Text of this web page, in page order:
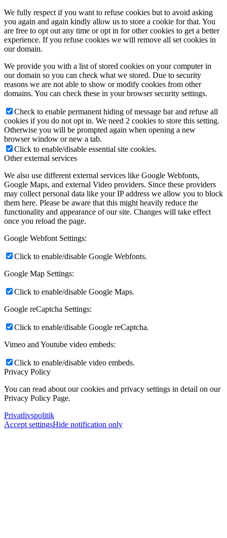
We fully respect if you want to refuse cookies but to avoid asking
you again and again kindly allow us to store a cookie for that. You
are free to opt out any time or opt in for other cookies to get a better
experience. If you refuse cookies we will remove all set cookies in
our domain.
We provide you with a list of stored cookies on your computer in
our domain so you can check what we stored. Due to security
reasons we are not able to show or modify cookies from other
domains. You can check these in your browser security settings.
Check to enable permanent hiding of message bar and refuse all
cookies if you do not opt in. We need 2 cookies to store this setting.
Otherwise you will be prompted again when opening a new
browser window or new a tab.
Click to enable/disable essential site cookies.
Other external services
We also use different external services like Google Webfonts,
Google Maps, and external Video providers. Since these providers
may collect personal data like your IP address we allow you to block
them here. Please be aware that this might heavily reduce the
functionality and appearance of our site. Changes will take effect
once you reload the page.
Google Webfont Settings:
Click to enable/disable Google Webfonts.
Google Map Settings:
Click to enable/disable Google Maps.
Google reCaptcha Settings:
Click to enable/disable Google reCaptcha.
Vimeo and Youtube video embeds:
Click to enable/disable video embeds.
Privacy Policy
You can read about our cookies and privacy settings in detail on our
Privacy Policy Page.
Privatlivspolitik
Accept settingsHide notification only